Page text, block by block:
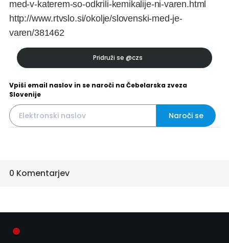
med-v-katerem-so-odkrili-kemikalije-ni-varen.html
http://www.rtvslo.si/okolje/slovenski-med-je-
varen/381462
Pridruži se @czs
Vpiši email naslov in se naroči na Čebelarska zveza
Slovenije
Naroči se
0 Komentarjev